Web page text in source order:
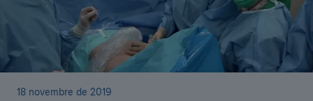
18 novembre de 2019